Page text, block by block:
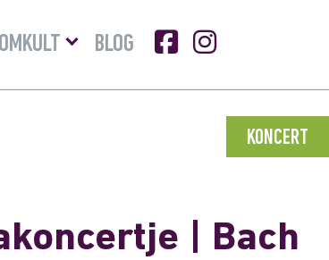
Menü
lenyitása
BLOG
KONCERT
| Bach